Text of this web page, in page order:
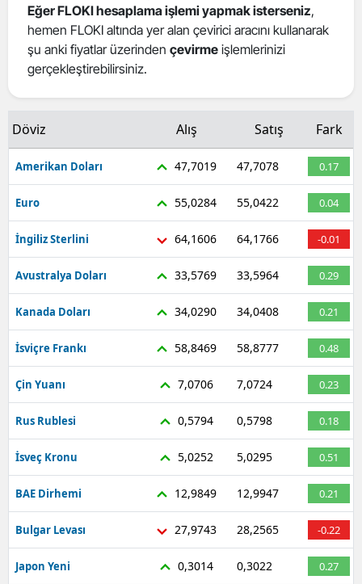
Eğer FLOKI hesaplama işlemi yapmak isterseniz,
hemen FLOKI altında yer alan çevirici aracını kullanarak
şu anki fiyatlar üzerinden çevirme işlemlerinizi
gerçekleştirebilirsiniz.
Döviz Alış Satış Fark
Amerikan Doları 47,7019 47,7078 0.17
Euro 55,0284 55,0422 0.04
İngiliz Sterlini 64,1606 64,1766 -0.01
Avustralya Doları 33,5769 33,5964 0.29
Kanada Doları 34,0290 34,0408 0.21
İsviçre Frankı 58,8469 58,8777 0.48
Çin Yuanı 7,0706 7,0724 0.23
Rus Rublesi 0,5794 0,5798 0.18
İsveç Kronu 5,0252 5,0295 0.51
BAE Dirhemi 12,9849 12,9947 0.21
Bulgar Levası 27,9743 28,2565 -0.22
Japon Yeni 0,3014 0,3022 0.27